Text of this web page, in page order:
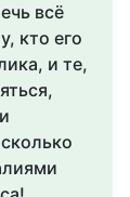
всё
кто его
и те,